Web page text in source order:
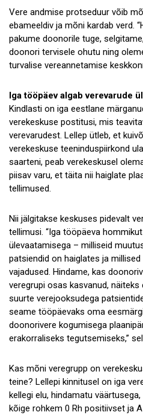
Vere andmise protseduur võib
ebameeldiv ja mõni kardab verd.
pakume doonorile tuge,
doonori tervisele ohutu ning
turvalise vereannetamise
Iga tööpäev algab verevarude
Kindlasti on iga eestlane
verekeskuse postitusi, mis
verevarudest. Lellep ütleb, et
verekeskuse teeninduspiirkond
saarteni, peab verekeskusel
piisav varu, et täita nii haiglate
tellimused.
Nii jälgitakse keskuses pidevalt
tellimusi. “Iga tööpäeva
ülevaatamisega – milliseid
patsiendid on haiglates ja
vajadused. Hindame, kas
veregrupi osas kasvanud,
suurte verejooksudega
seame tööpäevaks oma
doonorivere kogumisega
erakorraliseks tegutsemiseks,”
Kas mõni veregrupp on
teine? Lellepi kinnitusel on iga
kellegi elu, hindamatu
kõige rohkem 0 Rh positiivset ja